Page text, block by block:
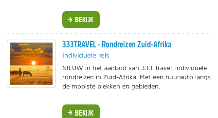
BEKIJK
333TRAVEL - Rondreizen Zuid-Afrika
Individuele reis
NIEUW in het aanbod van 333 Travel: individuele
rondreizen in Zuid-Afrika. Met een huurauto langs
de mooiste plekken en gebieden.
BEKIJK